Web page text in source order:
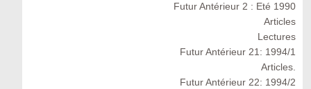
Futur Antérieur 2 : Eté 1990
Articles
Lectures
Futur Antérieur 21: 1994/1
Articles.
Futur Antérieur 22: 1994/2